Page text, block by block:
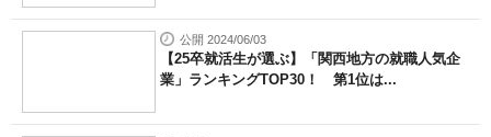
公開 2024/06/03
【25卒就活生が選ぶ】「関西地方の就職人気企
業」ランキングTOP30！ 第1位は...